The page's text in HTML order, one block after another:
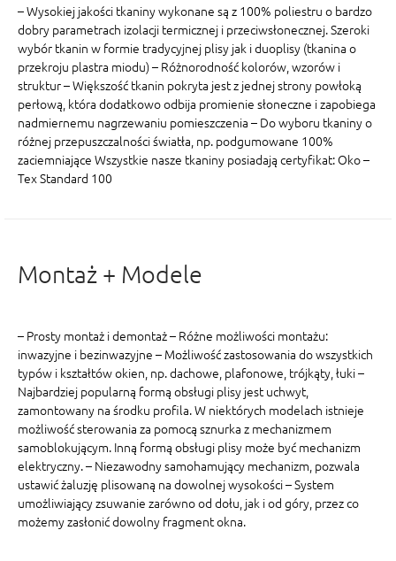
– Wysokiej jakości tkaniny wykonane są z 100% poliestru o bardzo
dobry parametrach izolacji termicznej i przeciwsłonecznej. Szeroki
wybór tkanin w formie tradycyjnej plisy jak i duoplisy (tkanina o
przekroju plastra miodu) – Różnorodność kolorów, wzorów i
struktur – Większość tkanin pokryta jest z jednej strony powłoką
perłową, która dodatkowo odbija promienie słoneczne i zapobiega
nadmiernemu nagrzewaniu pomieszczenia – Do wyboru tkaniny o
różnej przepuszczalności światła, np. podgumowane 100%
zaciemniające Wszystkie nasze tkaniny posiadają certyfikat: Oko –
Tex Standard 100
Montaż + Modele
– Prosty montaż i demontaż – Różne możliwości montażu:
inwazyjne i bezinwazyjne – Możliwość zastosowania do wszystkich
typów i kształtów okien, np. dachowe, plafonowe, trójkąty, łuki –
Najbardziej popularną formą obsługi plisy jest uchwyt,
zamontowany na środku profila. W niektórych modelach istnieje
możliwość sterowania za pomocą sznurka z mechanizmem
samoblokującym. Inną formą obsługi plisy może być mechanizm
elektryczny. – Niezawodny samohamujący mechanizm, pozwala
ustawić żaluzję plisowaną na dowolnej wysokości – System
umożliwiający zsuwanie zarówno od dołu, jak i od góry, przez co
możemy zasłonić dowolny fragment okna.